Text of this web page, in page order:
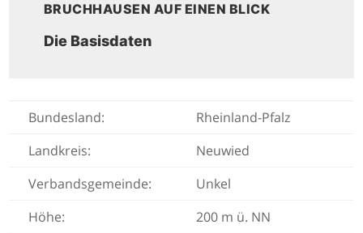
BRUCHHAUSEN AUF EINEN BLICK
Die Basisdaten
Bundesland:
Rheinland-Pfalz
Landkreis:
Neuwied
Verbandsgemeinde:
Unkel
Höhe:
200 m ü. NN